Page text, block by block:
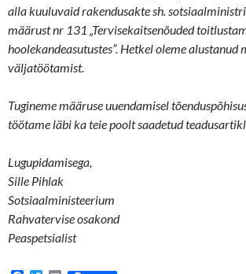
alla kuuluvaid rakendusakte sh.
määrust nr 131 „Tervisekaitsenõuded
hoolekandeasutustes”. Hetkel oleme alustanud
väljatöötamist.
Tugineme määruse uuendamisel
töötame läbi ka teie poolt saadetud
Lugupidamisega,
Sille Pihlak
Sotsiaalministeerium
Rahvatervise osakond
Peaspetsialist